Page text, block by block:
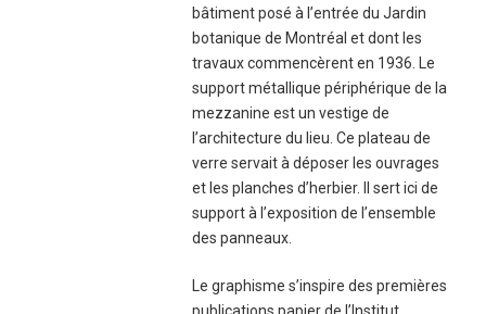
bâtiment posé à l’entrée du Jardin
botanique de Montréal et dont les
travaux commencèrent en 1936. Le
support métallique périphérique de la
mezzanine est un vestige de
l’architecture du lieu. Ce plateau de
verre servait à déposer les ouvrages
et les planches d’herbier. Il sert ici de
support à l’exposition de l’ensemble
des panneaux.
Le graphisme s’inspire des premières
publications papier de l’Institut.